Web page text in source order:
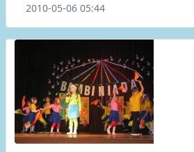
2010-05-06 05:44